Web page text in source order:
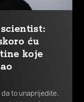
ću
koje
da to unaprijedite.